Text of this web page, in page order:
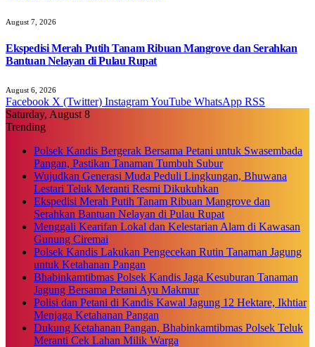
August 7, 2026
Ekspedisi Merah Putih Tanam Ribuan Mangrove dan Serahkan
Bantuan Nelayan di Pulau Rupat
August 6, 2026
Facebook X (Twitter) InstagramYouTube WhatsApp RSS
Saturday, August 8
Trending
Polsek Kandis Bergerak Bersama Petani untuk Swasembada
Pangan, Pastikan Tanaman Tumbuh Subur
Wujudkan Generasi Muda Peduli Lingkungan, Bhuwana
Lestari Teluk Meranti Resmi Dikukuhkan
Ekspedisi Merah Putih Tanam Ribuan Mangrove dan
Serahkan Bantuan Nelayan di Pulau Rupat
Menggali Kearifan Lokal dan Kelestarian Alam di Kawasan
Gunung Ciremai
Polsek Kandis Lakukan Pengecekan Rutin Tanaman Jagung
untuk Ketahanan Pangan
Bhabinkamtibmas Polsek Kandis Jaga Kesuburan Tanaman
Jagung Bersama Petani Ayu Makmur
Polisi dan Petani di Kandis Kawal Jagung 12 Hektare, Ikhtiar
Menjaga Ketahanan Pangan
Dukung Ketahanan Pangan, Bhabinkamtibmas Polsek Teluk
Meranti Cek Lahan Milik Warga